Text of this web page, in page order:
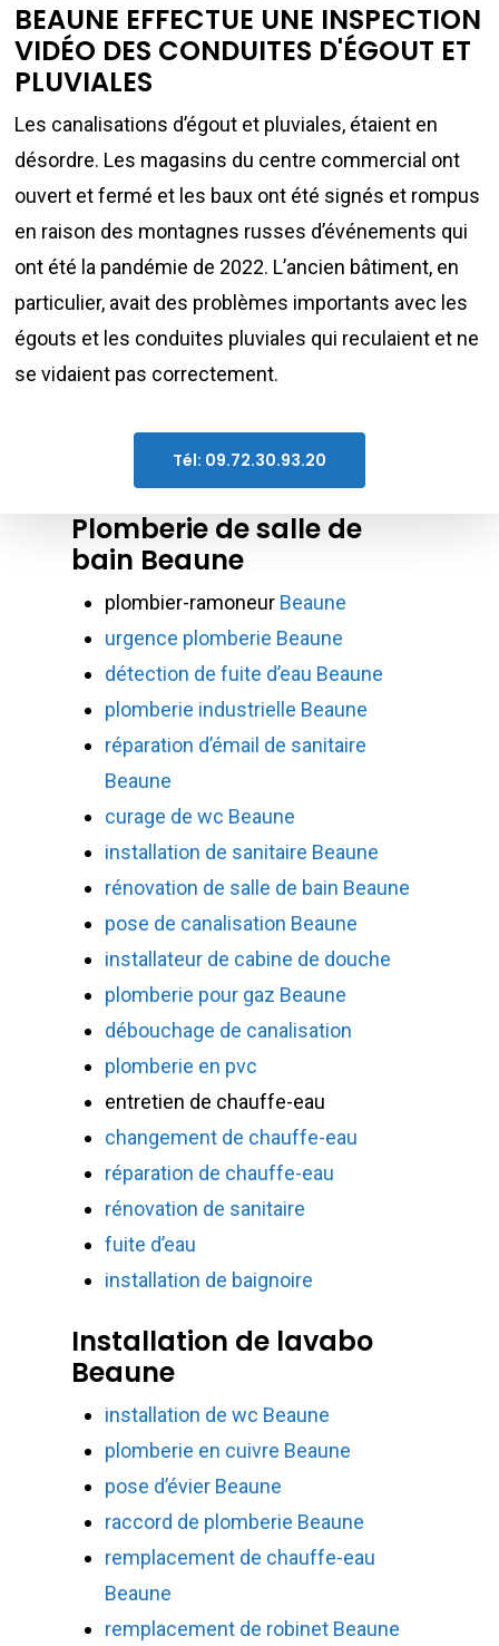
BEAUNE EFFECTUE UNE INSPECTION
VIDÉO DES CONDUITES D'ÉGOUT ET
PLUVIALES
Les canalisations d’égout et pluviales, étaient en
désordre. Les magasins du centre commercial ont
ouvert et fermé et les baux ont été signés et rompus
en raison des montagnes russes d’événements qui
ont été la pandémie de 2022. L’ancien bâtiment, en
particulier, avait des problèmes importants avec les
égouts et les conduites pluviales qui reculaient et ne
se vidaient pas correctement.
Tél: 09.72.30.93.20
Plomberie de salle de
bain Beaune
plombier-ramoneur Beaune
urgence plomberie Beaune
détection de fuite d’eau Beaune
plomberie industrielle Beaune
réparation d’émail de sanitaire
Beaune
curage de wc Beaune
installation de sanitaire Beaune
rénovation de salle de bain Beaune
pose de canalisation Beaune
installateur de cabine de douche
plomberie pour gaz Beaune
débouchage de canalisation
plomberie en pvc
entretien de chauffe-eau
changement de chauffe-eau
réparation de chauffe-eau
rénovation de sanitaire
fuite d’eau
installation de baignoire
Installation de lavabo
Beaune
installation de wc Beaune
plomberie en cuivre Beaune
pose d’évier Beaune
raccord de plomberie Beaune
remplacement de chauffe-eau
Beaune
remplacement de robinet Beaune